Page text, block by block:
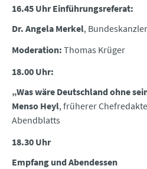
16.45 Uhr Einführungsreferat:
Dr. Angela Merkel,
Moderation: Thomas Krüger
18.00 Uhr:
„Was wäre Deutschland ohne
Menso Heyl, früherer
Abendblatts
18.30 Uhr
Empfang und Abendessen